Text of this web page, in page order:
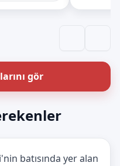
gör
batısında yer alan